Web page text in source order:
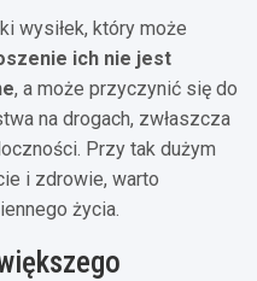
wysiłek, który może
ich nie jest
, a może przyczynić się do
na drogach, zwłaszcza
Przy tak dużym
i zdrowie, warto
życia.